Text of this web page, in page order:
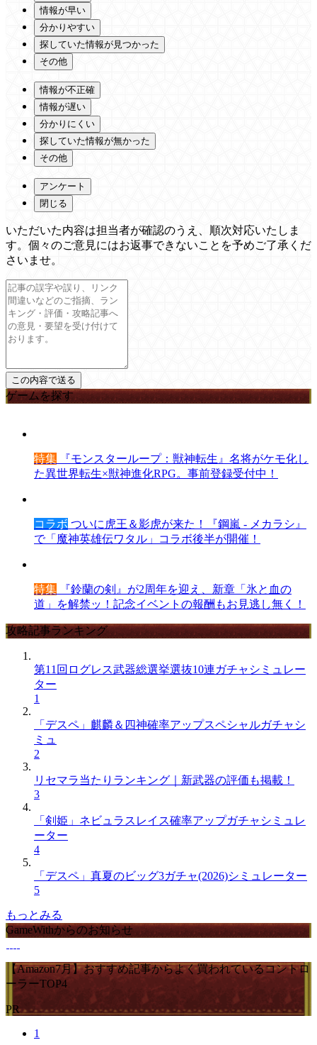
情報が早い
分かりやすい
探していた情報が見つかった
その他
情報が不正確
情報が遅い
分かりにくい
探していた情報が無かった
その他
アンケート
閉じる
いただいた内容は担当者が確認のうえ、順次対応いたしま
す。個々のご意見にはお返事できないことを予めご了承くだ
さいませ。
ゲームを探す
特集 『モンスターループ：獣神転生』名将がケモ化し
た異世界転生×獣神進化RPG。事前登録受付中！
コラボ ついに虎王＆影虎が来た！『鋼嵐 - メカラシ』
で「魔神英雄伝ワタル」コラボ後半が開催！
特集 『鈴蘭の剣』が2周年を迎え、新章「氷と血の
道」を解禁ッ！記念イベントの報酬もお見逃し無く！
攻略記事ランキング
第11回ログレス武器総選挙選抜10連ガチャシミュレー
ター
1
「デスペ」麒麟＆四神確率アップスペシャルガチャシ
ミュ
2
リセマラ当たりランキング｜新武器の評価も掲載！
3
「剣姫」ネビュラスレイス確率アップガチャシミュレ
ーター
4
「デスペ」真夏のビッグ3ガチャ(2026)シミュレーター
5
もっとみる
GameWithからのお知らせ
【Amazon7月】おすすめ記事からよく買われているコントロ
ーラーTOP4
PR
1